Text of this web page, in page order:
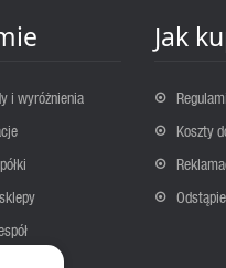
i wyróżnienia
Jak
Koszty